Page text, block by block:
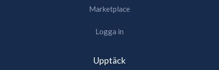
Marketplace
Logga in
Upptäck